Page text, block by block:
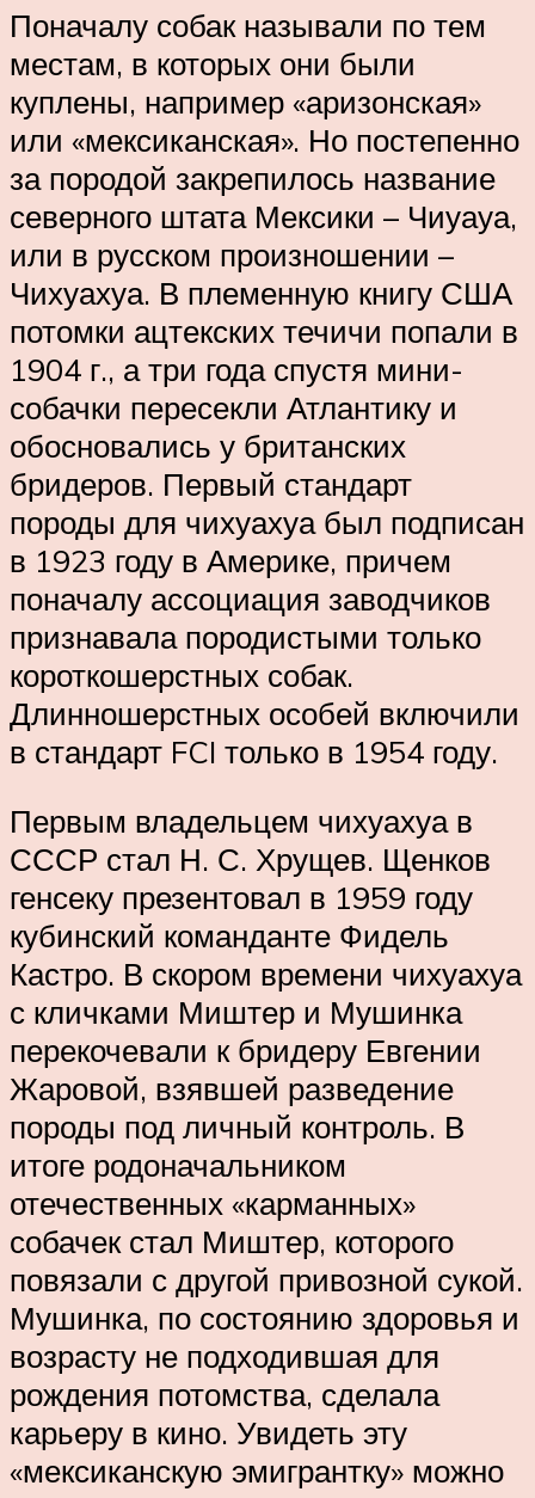
Поначалу собак называли по тем
местам, в которых они были
куплены, например «аризонская»
или «мексиканская». Но постепенно
за породой закрепилось название
северного штата Мексики – Чиуауа,
или в русском произношении –
Чихуахуа. В племенную книгу США
потомки ацтекских течичи попали в
1904 г., а три года спустя мини-
собачки пересекли Атлантику и
обосновались у британских
бридеров. Первый стандарт
породы для чихуахуа был подписан
в 1923 году в Америке, причем
поначалу ассоциация заводчиков
признавала породистыми только
короткошерстных собак.
Длинношерстных особей включили
в стандарт FCI только в 1954 году.
Первым владельцем чихуахуа в
СССР стал Н. С. Хрущев. Щенков
генсеку презентовал в 1959 году
кубинский команданте Фидель
Кастро. В скором времени чихуахуа
с кличками Миштер и Мушинка
перекочевали к бридеру Евгении
Жаровой, взявшей разведение
породы под личный контроль. В
итоге родоначальником
отечественных «карманных»
собачек стал Миштер, которого
повязали с другой привозной сукой.
Мушинка, по состоянию здоровья и
возрасту не подходившая для
рождения потомства, сделала
карьеру в кино. Увидеть эту
«мексиканскую эмигрантку» можно